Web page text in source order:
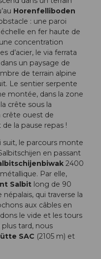
Horenfelliboden
: une paroi
en fer haute de
concentration
d’acier, le via ferrata
un paysage de
de terrain alpine
Le sentier serpente
montée, dans la zone
crête sous la
crête ouest de
la pause repas !
suit, le parcours monte
en passant
2400
Par elle,
Salbit long de 90
qui traverse la
aux câbles en
le vide et les tours
tard, nous
SAC (2105 m) et